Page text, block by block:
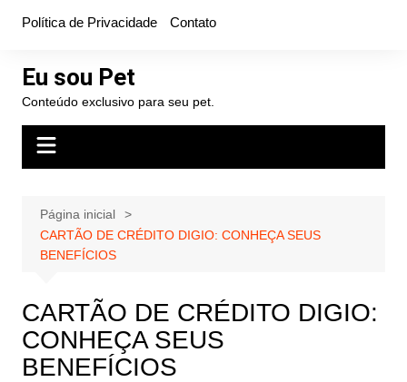
conteúdo
Política de Privacidade Contato
Eu sou Pet
Conteúdo exclusivo para seu pet.
Página inicial
CARTÃO DE CRÉDITO DIGIO: CONHEÇA SEUS
BENEFÍCIOS
CARTÃO DE CRÉDITO DIGIO:
CONHEÇA SEUS
BENEFÍCIOS